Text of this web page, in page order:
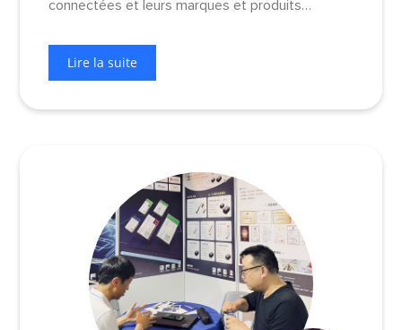
connectées et leurs marques et produits
Lire la suite